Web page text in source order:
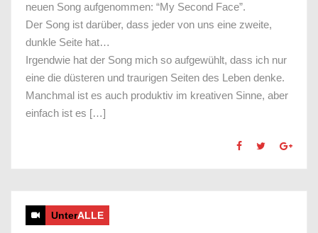
neuen Song aufgenommen: “My Second Face”.
Der Song ist darüber, dass jeder von uns eine zweite,
dunkle Seite hat…
Irgendwie hat der Song mich so aufgewühlt, dass ich nur
eine die düsteren und traurigen Seiten des Leben denke.
Manchmal ist es auch produktiv im kreativen Sinne, aber
einfach ist es […]
UnterALLE